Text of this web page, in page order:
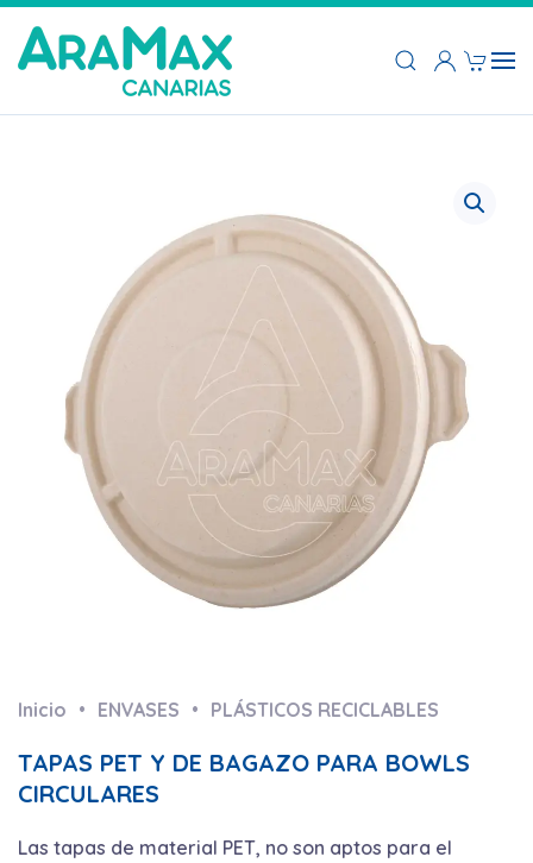
Inicio ENVASES PLÁSTICOS RECICLABLES
TAPAS PET Y DE BAGAZO PARA BOWLS
CIRCULARES
Las tapas de material PET, no son aptos para el